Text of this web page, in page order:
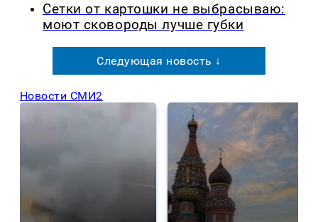
Сетки от картошки не выбрасываю:
моют сковороды лучше губки
Следующая новость ↓
Новости СМИ2